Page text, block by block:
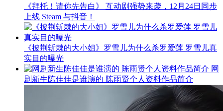
《拜托！请你先告白》 互动剧强势来袭，12月24日同步
上线 Steam 与抖音！
《披荆斩棘的大小姐》罗雪儿为什么杀罗爱莲 罗雪儿真
实目的曝光
网
剧新生陈佳佳是谁演的 陈雨贤个人资料作品简介